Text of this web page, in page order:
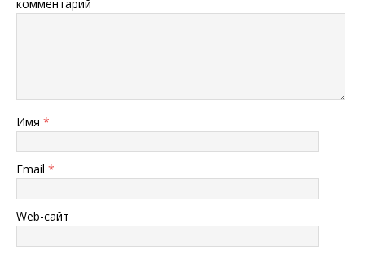
комментарий
Имя *
Email *
Web-сайт